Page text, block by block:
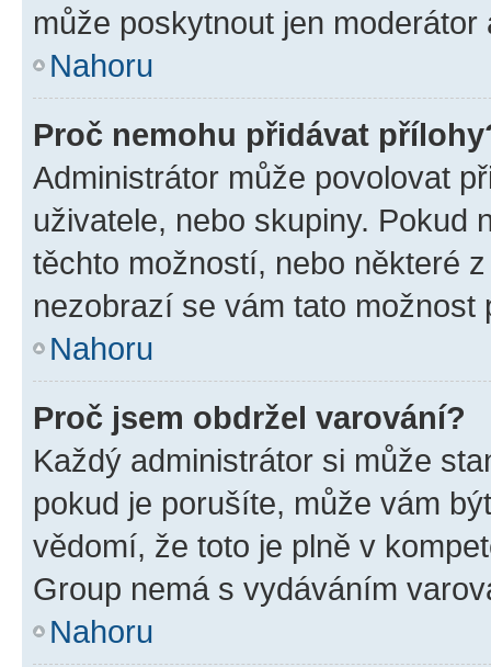
může poskytnout jen
Nahoru
Proč nemohu přidávat
Administrátor může povolovat
uživatele, nebo skupiny. Pokud
těchto možností, nebo některé
nezobrazí se vám tato
Nahoru
Proč jsem obdržel varování?
Každý administrátor si může
pokud je porušíte, může vám
vědomí, že toto je plně v
Group nemá s vydáváním
Nahoru